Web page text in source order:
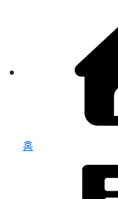
홈